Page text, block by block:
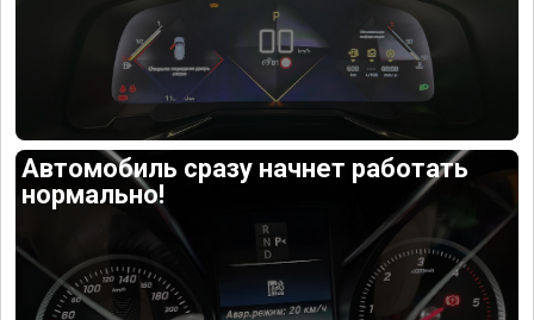
Автомобиль сразу начнет работать
нормально!